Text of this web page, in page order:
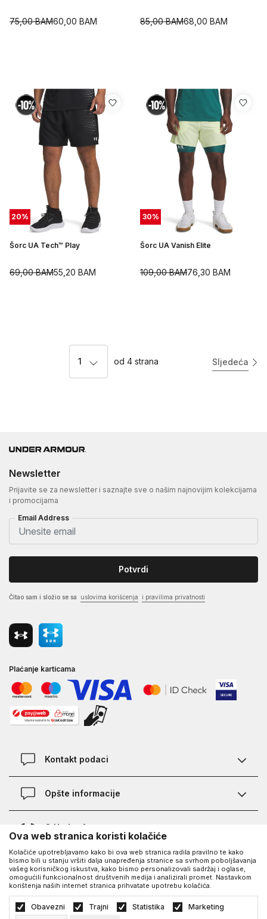
60,00 BAM
75,00BAM 68,00 BAM
85,00BAM
20%
Šorc UA Tech™ Play
55,20 BAM
69,00BAM
30%
Šorc UA Vanish Elite
76,30 BAM
109,00BAM
1 od 4 strana Sljedeća
Newsletter
Prijavite se za newsletter i saznajte sve o našim najnovijim kolekcijama
i promocijama
Email Address
Potvrdi
Čitao sam i složio se sa uslovima korišćenja i pravilima privatnosti
Plaćanje karticama
Kontakt podaci
Kontakt
Opšte informacije
Provjera statusa porudžbine
Najčešća pitanja
Kako kupiti
Zamjena veličine i zamjena artikla
O Under Armour-u
O nama - priča o UA
Saznajte više o UA
Karijera
Blog
UA Social
Facebook
©2026https://www.underarmour.ba/, IzradaNB SOFT. Sva prava zadržana.
Politika privatnosti
Uslovi korišćenja
Ova web stranica koristi kolačiće
Kolačiće upotrebljavamo kako bi ova web stranica radila pravilno te kako
bismo bili u stanju vršiti dalja unapređenja stranice sa svrhom poboljšavanja
vašeg korisničkog iskustva, kako bismo personalizovali sadržaj i oglase,
omogućili funkcionalnost društvenih medija i analizirali promet. Nastavkom
korištenja naših internet stranica prihvatate upotrebu kolačića.
Obavezni Trajni Statistika Marketing